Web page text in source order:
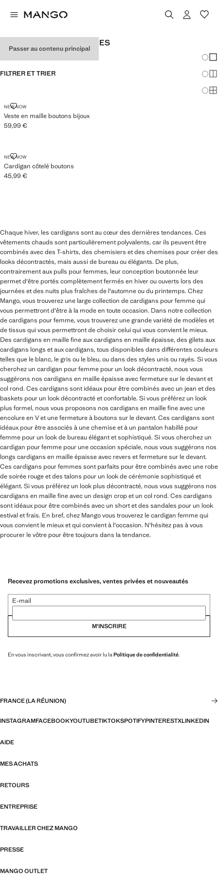
Passer au contenu principal
CARDIGANS POUR FEMMES
FILTRER ET TRIER
NEW NOW
Veste en maille boutons bijoux
VESTE EN MAILLE BOUTONS BIJOUX
Prix actuel [59,99 € ]
59,99 €
NEW NOW
Cardigan côtelé boutons
CARDIGAN CÔTELÉ BOUTONS
Prix actuel [45,99 € ]
45,99 €
Chaque hiver, les cardigans sont au cœur des dernières tendances. Ces
vêtements chauds sont particulièrement polyvalents, car ils peuvent être
combinés avec des T-shirts, des chemisiers et des chemises pour créer des
looks décontractés, mais aussi de bureau ou élégants. De plus,
contrairement aux pulls pour femmes, leur conception boutonnée leur
permet d'être portés complètement fermés en hiver ou ouverts lors des
journées et des nuits plus fraîches de l'automne ou du printemps. Chez
Mango, vous trouverez une large collection de cardigans pour femme qui
vous permettront d'être à la mode en toute occasion. Dans notre collection
de cardigans pour femme, vous trouverez une grande variété de modèles et
de tissus qui vous permettront de choisir celui qui vous convient le mieux.
Des cardigans en maille fine aux cardigans en maille épaisse, des gilets aux
cardigans longs et aux cardigans, tous disponibles dans différentes couleurs
telles que le blanc, le gris ou le bleu, ou dans des styles unis ou rayés. Si vous
cherchez un cardigan pour femme pour un look décontracté, nous vous
suggérons nos cardigans en maille épaisse avec fermeture sur le devant et
col rond. Ces cardigans sont idéaux pour être combinés avec un jean et des
baskets pour un look décontracté et confortable. Si vous préférez un look
plus formel, nous vous proposons nos cardigans en maille fine avec une
encolure en V et une fermeture à boutons sur le devant. Ces cardigans sont
idéaux pour être associés à une chemise et à un pantalon habillé pour
femme pour un look de bureau élégant et sophistiqué. Si vous cherchez un
cardigan pour femme pour une occasion spéciale, nous vous suggérons nos
longs cardigans en maille épaisse avec revers et fermeture sur le devant.
Ces cardigans pour femmes sont parfaits pour être combinés avec une robe
de soirée rouge et des talons pour un look de cérémonie sophistiqué et
élégant. Si vous préférez un look plus décontracté, nous vous suggérons nos
cardigans en maille fine avec un design crop et un col rond. Ces cardigans
sont idéaux pour être combinés avec un short et des sandales pour un look
estival et frais. En bref, chez Mango vous trouverez le cardigan femme qui
vous convient le mieux et qui convient à l'occasion. N'hésitez pas à vous
procurer le vôtre pour être toujours dans la tendance.
Recevez promotions exclusives, ventes privées et nouveautés
E-mail
M’INSCRIRE
En vous inscrivant, vous confirmez avoir lu la Politique de confidentialité.
FRANCE (LA RÉUNION)
INSTAGRAMFACEBOOKYOUTUBETIKTOKSPOTIFYPINTERESTXLINKEDIN
AIDE
MES ACHATS
RETOURS
ENTREPRISE
TRAVAILLER CHEZ MANGO
PRESSE
MANGO OUTLET